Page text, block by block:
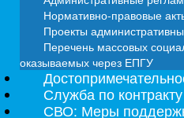
Нормативно-правовые
Проекты
Перечень массовых
оказываемых через ЕПГУ
Служба по контракту
СВО: Меры